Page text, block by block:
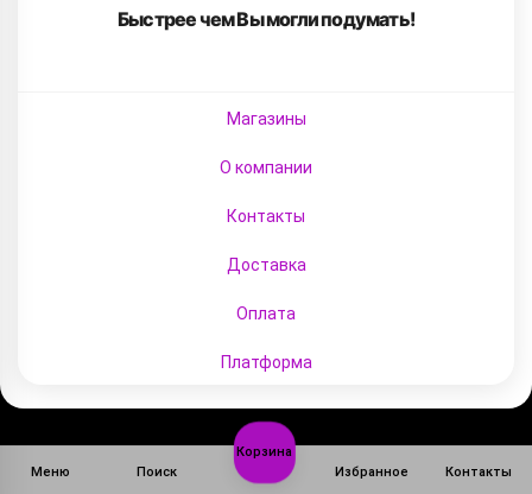
Меню Поиск
Корзина
Избранное
Контакты
Быстрее чем Вымогли подумать!
Магазины
О компании
Контакты
Доставка
Оплата
Платформа